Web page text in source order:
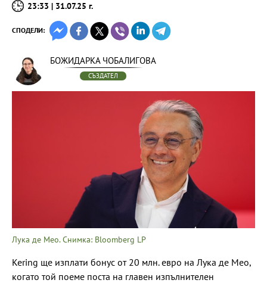
23:33 | 31.07.25 г.
СПОДЕЛИ:
БОЖИДАРКА ЧОБАЛИГОВА
СЪЗДАТЕЛ
Лука де Мео. Снимка: Bloomberg LP
Kering ще изплати бонус от 20 млн. евро на Лука де Мео,
когато той поеме поста на главен изпълнителен